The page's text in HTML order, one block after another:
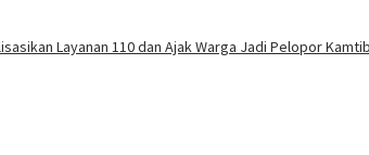
Layanan 110 dan Ajak Warga Jadi Pelopor